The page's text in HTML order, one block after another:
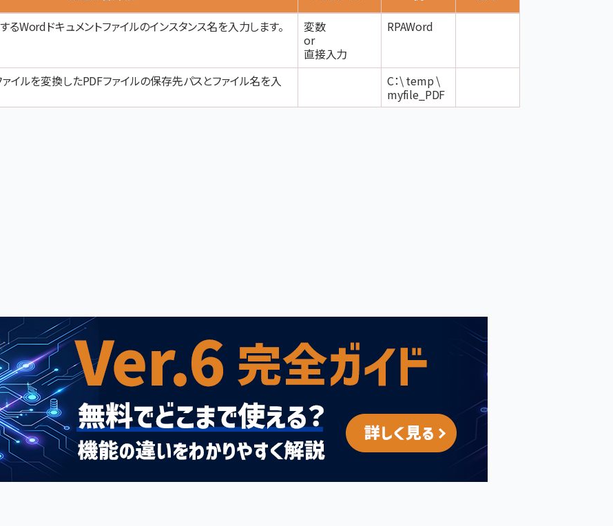
るWordドキュメントファイルのインスタンス名を入力します。
変数
or
直接入力
RPAWord
イルを変換したPDFファイルの保存先パスとファイル名を入
C：\ temp \
myfile_PDF